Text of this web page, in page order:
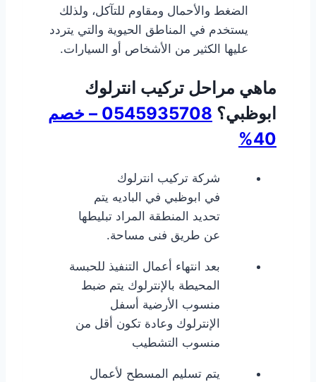
الضغط والأحمال ومقاوم للتآكل، ولذلك
يستخدم في المناطق الحيوية والتي يتردد
عليها الكثير من الأشخاص أو السيارات.
ماهي مراحل تركيب انترلوك
ابوظبي؟
0545935708 – خصم
40%
شركة تركيب انترلوك
في ابوظبي في الباديه يتم
تحديد المنطقة المراد تبليطها
عن طريق فنى مساحة.
بعد انتهاء أعمال التنفيذ للحبسة
المحيطة بالإنترلوك يتم ضبط
منسوب الأرضية أسفل
الإنترلوك وعادة تكون أقل من
منسوب التشطيب
يتم تسليم المسطح لأعمال